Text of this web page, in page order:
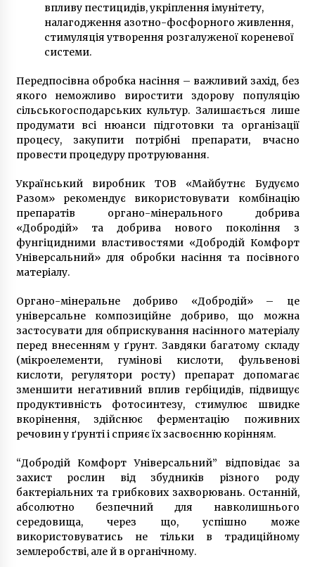
З’явилися фото навчань ДСНС на Дніпрі у
Києві
7 років ago
впливу пестицидів, укріплення імунітету,
налагодження азотно-фосфорного живлення,
стимуляція утворення розгалуженої кореневої
системи.
Передпосівна обробка насіння – важливий захід, без
якого неможливо виростити здорову популяцію
сільськогосподарських культур. Залишається лише
продумати всі нюанси підготовки та організації
процесу, закупити потрібні препарати, вчасно
провести процедуру протруювання.
Український виробник ТОВ «Майбутнє Будуємо
Разом» рекомендує використовувати комбінацію
препаратів органо-мінерального добрива
«Добродій» та добрива нового покоління з
фунгіцидними властивостями «Добродій Комфорт
Універсальний» для обробки насіння та посівного
матеріалу.
Органо-мінеральне добриво «Добродій» – це
універсальне композиційне добриво, що можна
застосувати для обприскування насінного матеріалу
перед внесенням у ґрунт. Завдяки багатому складу
(мікроелементи, гумінові кислоти, фульвенові
кислоти, регулятори росту) препарат допомагає
зменшити негативний вплив гербіцидів, підвищує
продуктивність фотосинтезу, стимулює швидке
вкорінення, здійснює ферментацію поживних
речовин у ґрунті і сприяє їх засвоєнню корінням.
“Добродій Комфорт Універсальний” відповідає за
захист рослин від збудників різного роду
бактеріальних та грибкових захворювань. Останній,
абсолютно безпечний для навколишнього
середовища, через що, успішно може
використовуватись не тільки в традиційному
землеробстві, але й в органічному.